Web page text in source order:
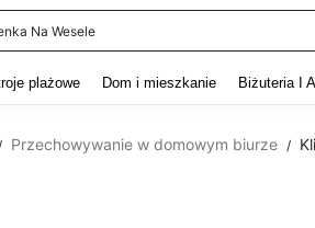
Męski
plażowe Dom i mieszkanie Biżuteria I
Przechowywanie w domowym biurze /